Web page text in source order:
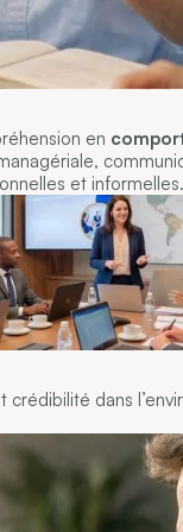
en
et informelles.
crédibilité dans